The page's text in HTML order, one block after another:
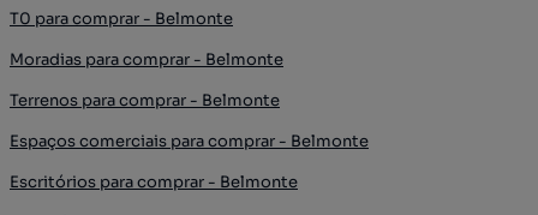
T0 para comprar - Belmonte
Moradias para comprar - Belmonte
Terrenos para comprar - Belmonte
Espaços comerciais para comprar - Belmonte
Escritórios para comprar - Belmonte